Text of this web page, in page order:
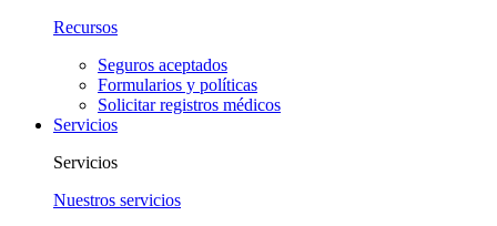
Recursos
Seguros aceptados
Formularios y políticas
Solicitar registros médicos
Servicios
Servicios
Nuestros servicios